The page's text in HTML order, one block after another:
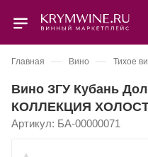
Главная — Вино — Тихое
Вино ЗГУ Кубань
КОЛЛЕКЦИЯ
Артикул: БА-00000071